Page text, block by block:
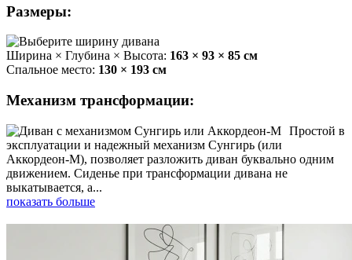
Размеры:
Ширина × Глубина × Высота: 163 × 93 × 85 см
Спальное место: 130 × 193 см
Механизм трансформации:
Простой в
эксплуатации и надежный механизм Сунгирь (или
Аккордеон-М), позволяет разложить диван буквально одним
движением. Сиденье при трансформации дивана не
выкатывается, а...
показать больше